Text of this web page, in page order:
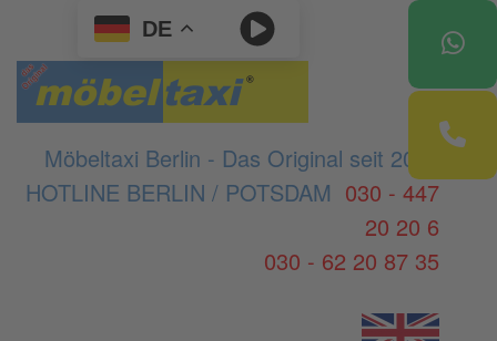
DE
Möbeltaxi Berlin - Das Original seit 2003
HOTLINE BERLIN / POTSDAM 030 - 447
20 20 6
030 - 62 20 87 35